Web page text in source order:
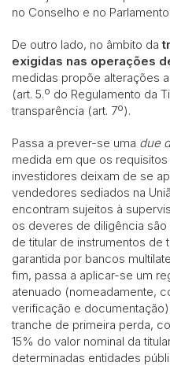
no Conselho e no
De outro lado, no âmbito da
exigidas nas operações
medidas propõe alterações
(art. 5.º do Regulamento da
transparência (art. 7º).
Passa a prever-se uma due
medida em que os
investidores deixam de se
vendedores sediados na
encontram sujeitos à
os deveres de diligência
de titular de instrumentos de
garantida por bancos
fim, passa a aplicar-se um
atenuado (nomeadamente,
verificação e
tranche de primeira perda,
15% do valor nominal da
determinadas entidades